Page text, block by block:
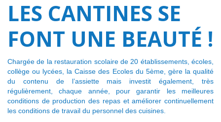
LES CANTINES SE
FONT UNE BEAUTÉ !
Chargée de la restauration scolaire de 20 établissements, écoles,
collège ou lycées, la Caisse des Ecoles du 5ème, gère la qualité
du contenu de l’assiette mais investit également, très
régulièrement, chaque année, pour garantir les meilleures
conditions de production des repas et améliorer continuellement
les conditions de travail du personnel des cuisines.